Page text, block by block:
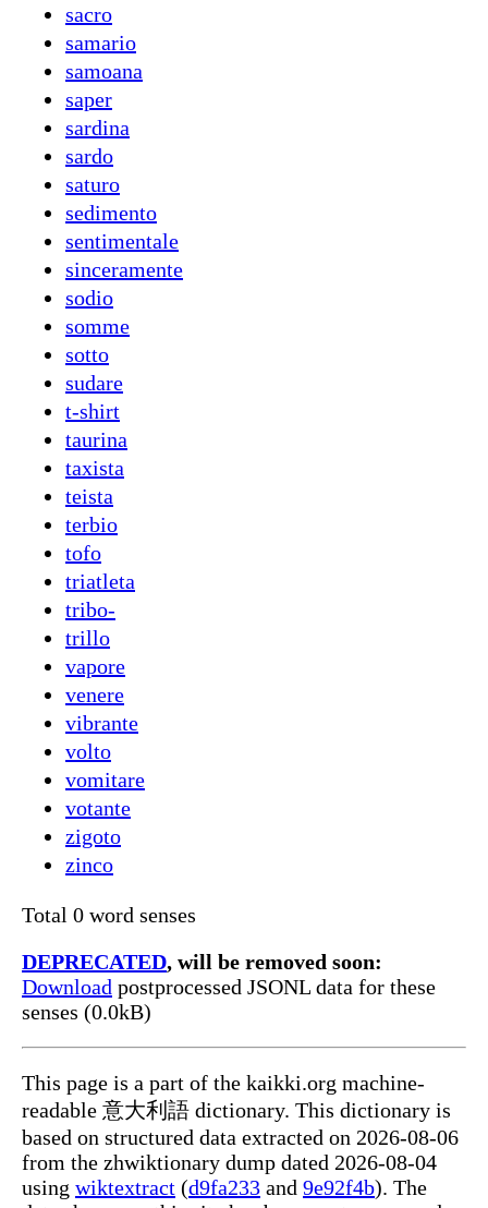
sacro
samario
samoana
saper
sardina
sardo
saturo
sedimento
sentimentale
sinceramente
sodio
somme
sotto
sudare
t-shirt
taurina
taxista
teista
terbio
tofo
triatleta
tribo-
trillo
vapore
venere
vibrante
volto
vomitare
votante
zigoto
zinco
Total 0 word senses
DEPRECATED, will be removed soon:
Download postprocessed JSONL data for these
senses (0.0kB)
This page is a part of the kaikki.org machine-
readable 意大利語 dictionary. This dictionary is
based on structured data extracted on 2026-08-06
from the zhwiktionary dump dated 2026-08-04
using wiktextract (d9fa233 and 9e92f4b). The